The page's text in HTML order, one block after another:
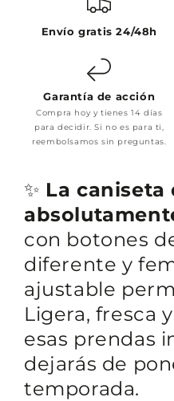
Envío gratis 24/48h
Garantía de acción
Compra hoy y tienes 14 días
para decidir. Si no es para ti,
reembolsamos sin preguntas.
✨ La caniseta
con botones
diferente y
ajustable
Ligera, fresca
esas prendas
dejarás de
temporada.